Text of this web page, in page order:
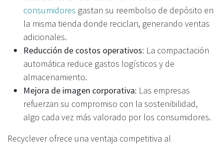
consumidores gastan su reembolso de depósito en
la misma tienda donde reciclan, generando ventas
adicionales.
Reducción de costos operativos: La compactación
automática reduce gastos logísticos y de
almacenamiento.
Mejora de imagen corporativa: Las empresas
refuerzan su compromiso con la sostenibilidad,
algo cada vez más valorado por los consumidores.
Recyclever ofrece una ventaja competitiva al